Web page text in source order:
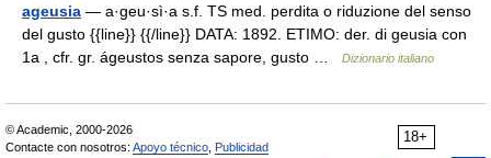
ageusia — a·geu·sì·a s.f. TS med. perdita o riduzione del senso
del gusto {{line}} {{/line}} DATA: 1892. ETIMO: der. di geusia con
1a , cfr. gr. ágeustos senza sapore, gusto …
Dizionario italiano
18+
© Academic, 2000-2026
Contacte con nosotros: Apoyo técnico Publicidad